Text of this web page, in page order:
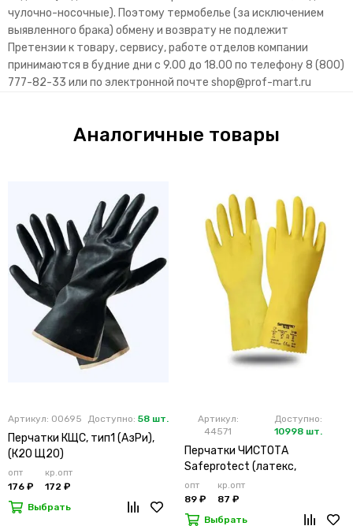
чулочно-носочные). Поэтому термобелье (за исключением
выявленного брака) обмену и возврату не подлежит
Претензии к товару, сервису, работе отделов компании
принимаются в будние дни с 9.00 до 18.00 по телефону 8 (800)
777-82-33 или по электронной почте shop@prof-mart.ru
Аналогичные товары
Артикул: 00695 Доступно: 58 шт.
Перчатки КЩС, тип1 (АзРи),
(К20 Щ20)
опт
176 ₽
кр.опт
172 ₽
Выбрать
Артикул:
44571
Доступно:
10998 шт.
Перчатки ЧИСТОТА
Safeprotect (латекс,
хлопк.слой.) дл.300мм
опт
89 ₽
кр.опт
87 ₽
Выбрать